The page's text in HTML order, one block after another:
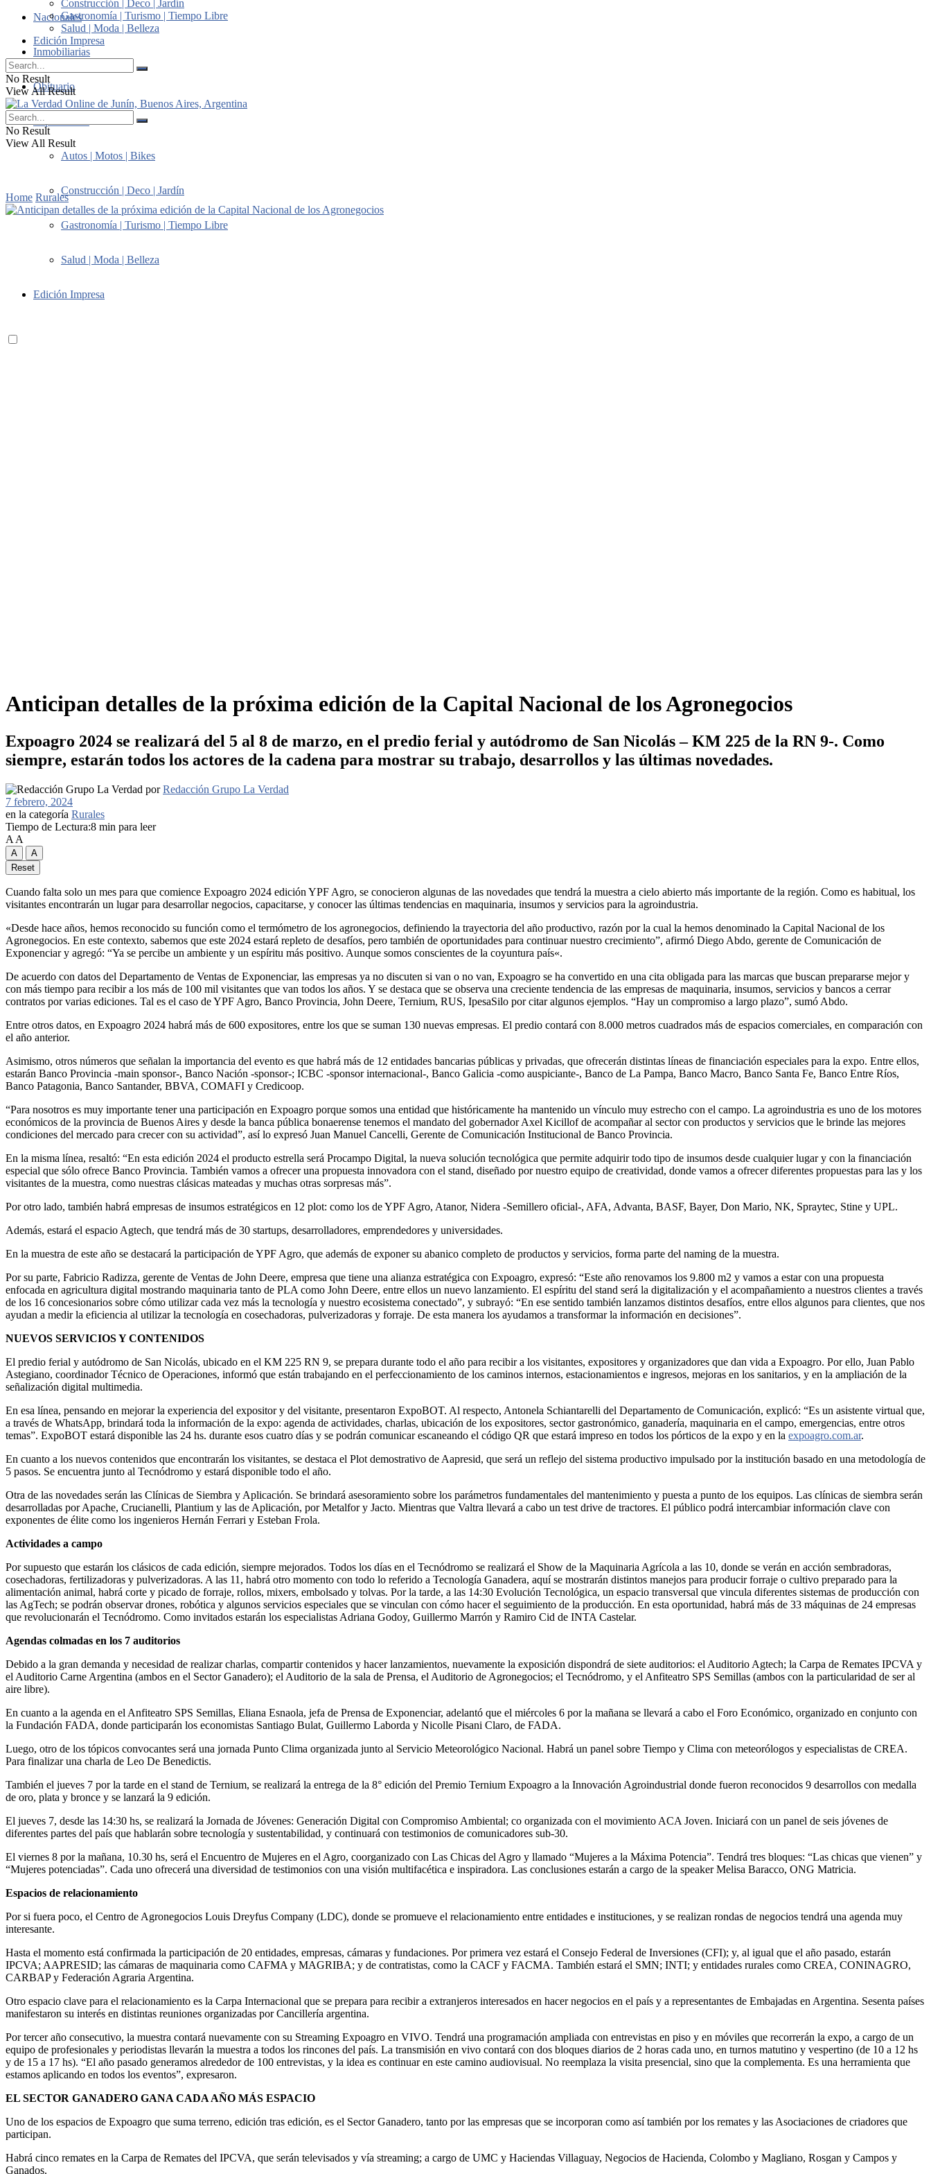
Nacionales
Inmobiliarias
Obituario
Suplementos
Autos | Motos | Bikes
Construcción | Deco | Jardín
Gastronomía | Turismo | Tiempo Libre
Salud | Moda | Belleza
Edición Impresa
Construcción | Deco | Jardín
Gastronomía | Turismo | Tiempo Libre
Salud | Moda | Belleza
Edición Impresa
No Result
View All Result
No Result
View All Result
Home Rurales
Anticipan detalles de la próxima edición de la Capital Nacional de los Agronegocios
Expoagro 2024 se realizará del 5 al 8 de marzo, en el predio ferial y autódromo de San Nicolás – KM 225 de la RN 9-. Como
siempre, estarán todos los actores de la cadena para mostrar su trabajo, desarrollos y las últimas novedades.
por Redacción Grupo La Verdad
7 febrero, 2024
en la categoría Rurales
Tiempo de Lectura:8 min para leer
A A
A
A
Reset
Cuando falta solo un mes para que comience Expoagro 2024 edición YPF Agro, se conocieron algunas de las novedades que tendrá la muestra a cielo abierto más importante de la región. Como es habitual, los
visitantes encontrarán un lugar para desarrollar negocios, capacitarse, y conocer las últimas tendencias en maquinaria, insumos y servicios para la agroindustria.
«Desde hace años, hemos reconocido su función como el termómetro de los agronegocios, definiendo la trayectoria del año productivo, razón por la cual la hemos denominado la Capital Nacional de los
Agronegocios. En este contexto, sabemos que este 2024 estará repleto de desafíos, pero también de oportunidades para continuar nuestro crecimiento”, afirmó Diego Abdo, gerente de Comunicación de
Exponenciar y agregó: “Ya se percibe un ambiente y un espíritu más positivo. Aunque somos conscientes de la coyuntura país«.
De acuerdo con datos del Departamento de Ventas de Exponenciar, las empresas ya no discuten si van o no van, Expoagro se ha convertido en una cita obligada para las marcas que buscan prepararse mejor y
con más tiempo para recibir a los más de 100 mil visitantes que van todos los años. Y se destaca que se observa una creciente tendencia de las empresas de maquinaria, insumos, servicios y bancos a cerrar
contratos por varias ediciones. Tal es el caso de YPF Agro, Banco Provincia, John Deere, Ternium, RUS, IpesaSilo por citar algunos ejemplos. “Hay un compromiso a largo plazo”, sumó Abdo.
Entre otros datos, en Expoagro 2024 habrá más de 600 expositores, entre los que se suman 130 nuevas empresas. El predio contará con 8.000 metros cuadrados más de espacios comerciales, en comparación con
el año anterior.
Asimismo, otros números que señalan la importancia del evento es que habrá más de 12 entidades bancarias públicas y privadas, que ofrecerán distintas líneas de financiación especiales para la expo. Entre ellos,
estarán Banco Provincia -main sponsor-, Banco Nación -sponsor-; ICBC -sponsor internacional-, Banco Galicia -como auspiciante-, Banco de La Pampa, Banco Macro, Banco Santa Fe, Banco Entre Ríos,
Banco Patagonia, Banco Santander, BBVA, COMAFI y Credicoop.
“Para nosotros es muy importante tener una participación en Expoagro porque somos una entidad que históricamente ha mantenido un vínculo muy estrecho con el campo. La agroindustria es uno de los motores
económicos de la provincia de Buenos Aires y desde la banca pública bonaerense tenemos el mandato del gobernador Axel Kicillof de acompañar al sector con productos y servicios que le brinde las mejores
condiciones del mercado para crecer con su actividad”, así lo expresó Juan Manuel Cancelli, Gerente de Comunicación Institucional de Banco Provincia.
En la misma línea, resaltó: “En esta edición 2024 el producto estrella será Procampo Digital, la nueva solución tecnológica que permite adquirir todo tipo de insumos desde cualquier lugar y con la financiación
especial que sólo ofrece Banco Provincia. También vamos a ofrecer una propuesta innovadora con el stand, diseñado por nuestro equipo de creatividad, donde vamos a ofrecer diferentes propuestas para las y los
visitantes de la muestra, como nuestras clásicas mateadas y muchas otras sorpresas más”.
Por otro lado, también habrá empresas de insumos estratégicos en 12 plot: como los de YPF Agro, Atanor, Nidera -Semillero oficial-, AFA, Advanta, BASF, Bayer, Don Mario, NK, Spraytec, Stine y UPL.
Además, estará el espacio Agtech, que tendrá más de 30 startups, desarrolladores, emprendedores y universidades.
En la muestra de este año se destacará la participación de YPF Agro, que además de exponer su abanico completo de productos y servicios, forma parte del naming de la muestra.
Por su parte, Fabricio Radizza, gerente de Ventas de John Deere, empresa que tiene una alianza estratégica con Expoagro, expresó: “Este año renovamos los 9.800 m2 y vamos a estar con una propuesta
enfocada en agricultura digital mostrando maquinaria tanto de PLA como John Deere, entre ellos un nuevo lanzamiento. El espíritu del stand será la digitalización y el acompañamiento a nuestros clientes a través
de los 16 concesionarios sobre cómo utilizar cada vez más la tecnología y nuestro ecosistema conectado”, y subrayó: “En ese sentido también lanzamos distintos desafíos, entre ellos algunos para clientes, que nos
ayudan a medir la eficiencia al utilizar la tecnología en cosechadoras, pulverizadoras y forraje. De esta manera los ayudamos a transformar la información en decisiones”.
NUEVOS SERVICIOS Y CONTENIDOS
El predio ferial y autódromo de San Nicolás, ubicado en el KM 225 RN 9, se prepara durante todo el año para recibir a los visitantes, expositores y organizadores que dan vida a Expoagro. Por ello, Juan Pablo
Astegiano, coordinador Técnico de Operaciones, informó que están trabajando en el perfeccionamiento de los caminos internos, estacionamientos e ingresos, mejoras en los sanitarios, y en la ampliación de la
señalización digital multimedia.
En esa línea, pensando en mejorar la experiencia del expositor y del visitante, presentaron ExpoBOT. Al respecto, Antonela Schiantarelli del Departamento de Comunicación, explicó: “Es un asistente virtual que,
a través de WhatsApp, brindará toda la información de la expo: agenda de actividades, charlas, ubicación de los expositores, sector gastronómico, ganadería, maquinaria en el campo, emergencias, entre otros
temas”. ExpoBOT estará disponible las 24 hs. durante esos cuatro días y se podrán comunicar escaneando el código QR que estará impreso en todos los pórticos de la expo y en la expoagro.com.ar.
En cuanto a los nuevos contenidos que encontrarán los visitantes, se destaca el Plot demostrativo de Aapresid, que será un reflejo del sistema productivo impulsado por la institución basado en una metodología de
5 pasos. Se encuentra junto al Tecnódromo y estará disponible todo el año.
Otra de las novedades serán las Clínicas de Siembra y Aplicación. Se brindará asesoramiento sobre los parámetros fundamentales del mantenimiento y puesta a punto de los equipos. Las clínicas de siembra serán
desarrolladas por Apache, Crucianelli, Plantium y las de Aplicación, por Metalfor y Jacto. Mientras que Valtra llevará a cabo un test drive de tractores. El público podrá intercambiar información clave con
exponentes de élite como los ingenieros Hernán Ferrari y Esteban Frola.
Actividades a campo
Por supuesto que estarán los clásicos de cada edición, siempre mejorados. Todos los días en el Tecnódromo se realizará el Show de la Maquinaria Agrícola a las 10, donde se verán en acción sembradoras,
cosechadoras, fertilizadoras y pulverizadoras. A las 11, habrá otro momento con todo lo referido a Tecnología Ganadera, aquí se mostrarán distintos manejos para producir forraje o cultivo preparado para la
alimentación animal, habrá corte y picado de forraje, rollos, mixers, embolsado y tolvas. Por la tarde, a las 14:30 Evolución Tecnológica, un espacio transversal que vincula diferentes sistemas de producción con
las AgTech; se podrán observar drones, robótica y algunos servicios especiales que se vinculan con cómo hacer el seguimiento de la producción. En esta oportunidad, habrá más de 33 máquinas de 24 empresas
que revolucionarán el Tecnódromo. Como invitados estarán los especialistas Adriana Godoy, Guillermo Marrón y Ramiro Cid de INTA Castelar.
Agendas colmadas en los 7 auditorios
Debido a la gran demanda y necesidad de realizar charlas, compartir contenidos y hacer lanzamientos, nuevamente la exposición dispondrá de siete auditorios: el Auditorio Agtech; la Carpa de Remates IPCVA y
el Auditorio Carne Argentina (ambos en el Sector Ganadero); el Auditorio de la sala de Prensa, el Auditorio de Agronegocios; el Tecnódromo, y el Anfiteatro SPS Semillas (ambos con la particularidad de ser al
aire libre).
En cuanto a la agenda en el Anfiteatro SPS Semillas, Eliana Esnaola, jefa de Prensa de Exponenciar, adelantó que el miércoles 6 por la mañana se llevará a cabo el Foro Económico, organizado en conjunto con
la Fundación FADA, donde participarán los economistas Santiago Bulat, Guillermo Laborda y Nicolle Pisani Claro, de FADA.
Luego, otro de los tópicos convocantes será una jornada Punto Clima organizada junto al Servicio Meteorológico Nacional. Habrá un panel sobre Tiempo y Clima con meteorólogos y especialistas de CREA.
Para finalizar una charla de Leo De Benedictis.
También el jueves 7 por la tarde en el stand de Ternium, se realizará la entrega de la 8° edición del Premio Ternium Expoagro a la Innovación Agroindustrial donde fueron reconocidos 9 desarrollos con medalla
de oro, plata y bronce y se lanzará la 9 edición.
El jueves 7, desde las 14:30 hs, se realizará la Jornada de Jóvenes: Generación Digital con Compromiso Ambiental; co organizada con el movimiento ACA Joven. Iniciará con un panel de seis jóvenes de
diferentes partes del país que hablarán sobre tecnología y sustentabilidad, y continuará con testimonios de comunicadores sub-30.
El viernes 8 por la mañana, 10.30 hs, será el Encuentro de Mujeres en el Agro, coorganizado con Las Chicas del Agro y llamado “Mujeres a la Máxima Potencia”. Tendrá tres bloques: “Las chicas que vienen” y
“Mujeres potenciadas”. Cada uno ofrecerá una diversidad de testimonios con una visión multifacética e inspiradora. Las conclusiones estarán a cargo de la speaker Melisa Baracco, ONG Matricia.
Espacios de relacionamiento
Por si fuera poco, el Centro de Agronegocios Louis Dreyfus Company (LDC), donde se promueve el relacionamiento entre entidades e instituciones, y se realizan rondas de negocios tendrá una agenda muy
interesante.
Hasta el momento está confirmada la participación de 20 entidades, empresas, cámaras y fundaciones. Por primera vez estará el Consejo Federal de Inversiones (CFI); y, al igual que el año pasado, estarán
IPCVA; AAPRESID; las cámaras de maquinaria como CAFMA y MAGRIBA; y de contratistas, como la CACF y FACMA. También estará el SMN; INTI; y entidades rurales como CREA, CONINAGRO,
CARBAP y Federación Agraria Argentina.
Otro espacio clave para el relacionamiento es la Carpa Internacional que se prepara para recibir a extranjeros interesados en hacer negocios en el país y a representantes de Embajadas en Argentina. Sesenta países
manifestaron su interés en distintas reuniones organizadas por Cancillería argentina.
Por tercer año consecutivo, la muestra contará nuevamente con su Streaming Expoagro en VIVO. Tendrá una programación ampliada con entrevistas en piso y en móviles que recorrerán la expo, a cargo de un
equipo de profesionales y periodistas llevarán la muestra a todos los rincones del país. La transmisión en vivo contará con dos bloques diarios de 2 horas cada uno, en turnos matutino y vespertino (de 10 a 12 hs
y de 15 a 17 hs). “El año pasado generamos alrededor de 100 entrevistas, y la idea es continuar en este camino audiovisual. No reemplaza la visita presencial, sino que la complementa. Es una herramienta que
estamos aplicando en todos los eventos”, expresaron.
EL SECTOR GANADERO GANA CADA AÑO MÁS ESPACIO
Uno de los espacios de Expoagro que suma terreno, edición tras edición, es el Sector Ganadero, tanto por las empresas que se incorporan como así también por los remates y las Asociaciones de criadores que
participan.
Habrá cinco remates en la Carpa de Remates del IPCVA, que serán televisados y vía streaming; a cargo de UMC y Haciendas Villaguay, Negocios de Hacienda, Colombo y Magliano, Rosgan y Campos y
Ganados.